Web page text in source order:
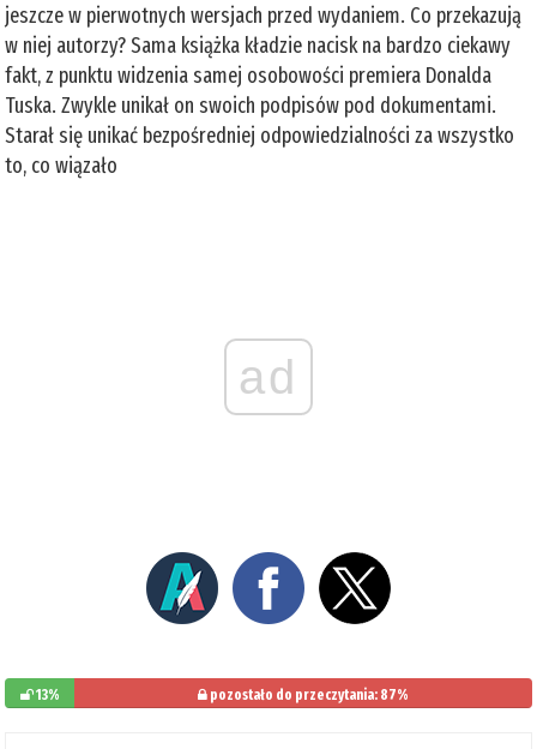
jeszcze w pierwotnych wersjach przed wydaniem. Co przekazują
w niej autorzy? Sama książka kładzie nacisk na bardzo ciekawy
fakt, z punktu widzenia samej osobowości premiera Donalda
Tuska. Zwykle unikał on swoich podpisów pod dokumentami.
Starał się unikać bezpośredniej odpowiedzialności za wszystko
to, co wiązało
ad
13% pozostało do przeczytania: 87%